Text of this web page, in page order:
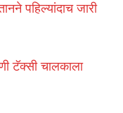
पहिल्यांदाच जारी
टॅक्सी चालकाला